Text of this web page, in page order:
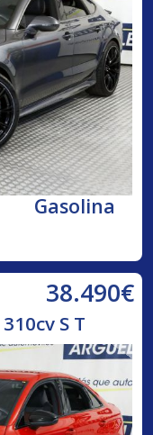
Gasolina
38.490€
S T